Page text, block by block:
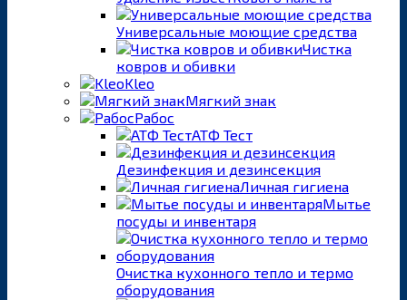
Универсальные моющие средства
Чистка
ковров и обивки
Kleo
Мягкий знак
Рабос
АТФ Тест
Дезинфекция и дезинсекция
Личная гигиена
Мытье
посуды и инвентаря
Очистка кухонного тепло и термо
оборудования